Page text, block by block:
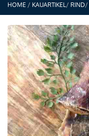
HOME KAUARTIKEL RIND